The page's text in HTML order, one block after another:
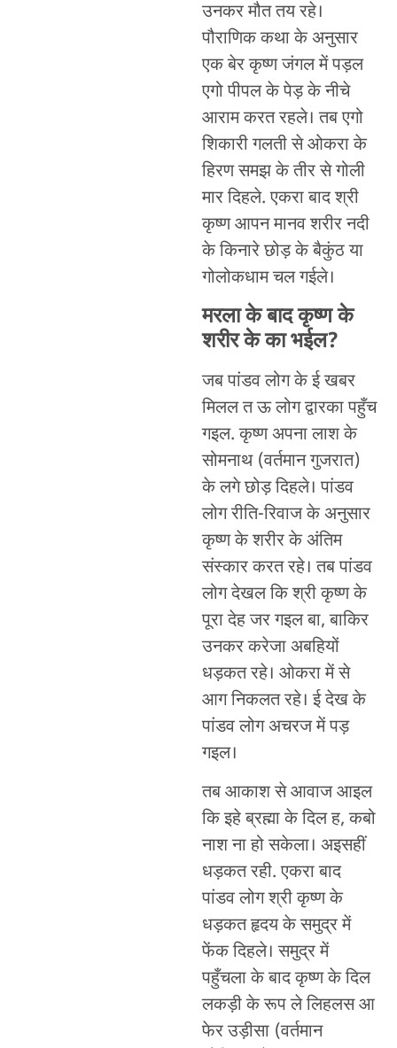
उनकर मौत तय रहे।
पौराणिक कथा के अनुसार
एक बेर कृष्ण जंगल में पड़ल
एगो पीपल के पेड़ के नीचे
आराम करत रहले। तब एगो
शिकारी गलती से ओकरा के
हिरण समझ के तीर से गोली
मार दिहले. एकरा बाद श्री
कृष्ण आपन मानव शरीर नदी
के किनारे छोड़ के बैकुंठ या
गोलोकधाम चल गईले।
मरला के बाद कृष्ण के
शरीर के का भईल?
जब पांडव लोग के ई खबर
मिलल त ऊ लोग द्वारका पहुँच
गइल. कृष्ण अपना लाश के
सोमनाथ (वर्तमान गुजरात)
के लगे छोड़ दिहले। पांडव
लोग रीति-रिवाज के अनुसार
कृष्ण के शरीर के अंतिम
संस्कार करत रहे। तब पांडव
लोग देखल कि श्री कृष्ण के
पूरा देह जर गइल बा, बाकिर
उनकर करेजा अबहियों
धड़कत रहे। ओकरा में से
आग निकलत रहे। ई देख के
पांडव लोग अचरज में पड़
गइल।
तब आकाश से आवाज आइल
कि इहे ब्रह्मा के दिल ह, कबो
नाश ना हो सकेला। अइसहीं
धड़कत रही. एकरा बाद
पांडव लोग श्री कृष्ण के
धड़कत हृदय के समुद्र में
फेंक दिहले। समुद्र में
पहुँचला के बाद कृष्ण के दिल
लकड़ी के रूप ले लिहलस आ
फेर उड़ीसा (वर्तमान